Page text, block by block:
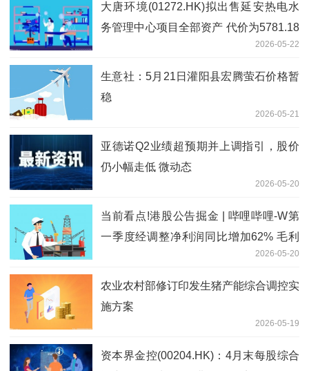
大唐环境(01272.HK)拟出售延安热电水
务管理中心项目全部资产 代价为5781.18
2026-05-22
生意社：5月21日灌阳县宏腾萤石价格暂
稳
2026-05-21
亚德诺Q2业绩超预期并上调指引，股价
仍小幅走低 微动态
2026-05-20
当前看点!港股公告掘金 | 哔哩哔哩-W第
一季度经调整净利润同比增加62% 毛利
率15连升 月活跃用户突破3.76亿2026-05-20
农业农村部修订印发生猪产能综合调控实
施方案
2026-05-19
资本界金控(00204.HK)：4月末每股综合